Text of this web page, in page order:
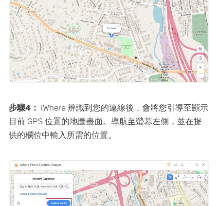
步驟4： iWhere 辨識到您的連線後，會將您引導至顯示
目前 GPS 位置的地圖畫面。導航至螢幕左側，並在提
供的欄位中輸入所需的位置。